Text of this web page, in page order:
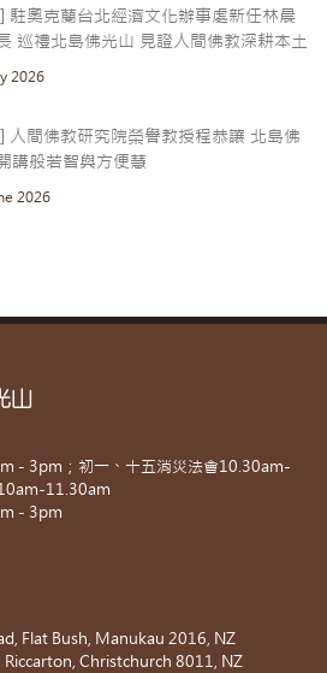
駐奧克蘭台北經濟文化辦事處新任林晨
巡禮北島佛光山 見證人間佛教深耕本土
2026
人間佛教研究院榮譽教授程恭讓 北島佛
講般若智與方便慧
2026
- 3pm；初一、十五消災法會10.30am-
11.30am
- 3pm
Flat Bush, Manukau 2016, NZ
Riccarton, Christchurch 8011, NZ